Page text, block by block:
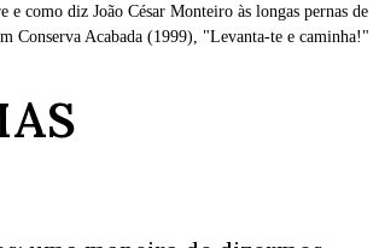
e como diz João César Monteiro às longas pernas de
Conserva Acabada (1999), "Levanta-te e caminha!"